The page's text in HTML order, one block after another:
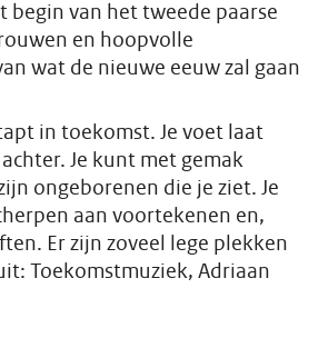
begin van het tweede paarse
en hoopvolle
wat de nieuwe eeuw zal gaan
in toekomst. Je voet laat
Je kunt met gemak
ongeborenen die je ziet. Je
aan voortekenen en,
Er zijn zoveel lege plekken
Toekomstmuziek, Adriaan